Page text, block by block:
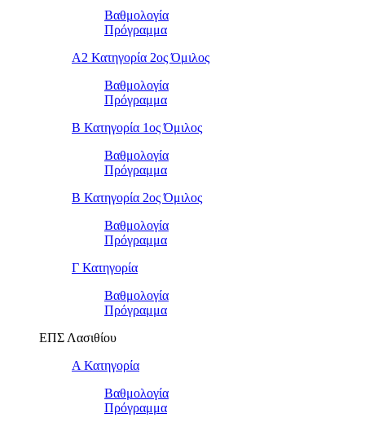
Βαθμολογία
Πρόγραμμα
Α2 Κατηγορία 2ος Όμιλος
Βαθμολογία
Πρόγραμμα
Β Κατηγορία 1ος Όμιλος
Βαθμολογία
Πρόγραμμα
Β Κατηγορία 2ος Όμιλος
Βαθμολογία
Πρόγραμμα
Γ Κατηγορία
Βαθμολογία
Πρόγραμμα
ΕΠΣ Λασιθίου
Α Κατηγορία
Βαθμολογία
Πρόγραμμα